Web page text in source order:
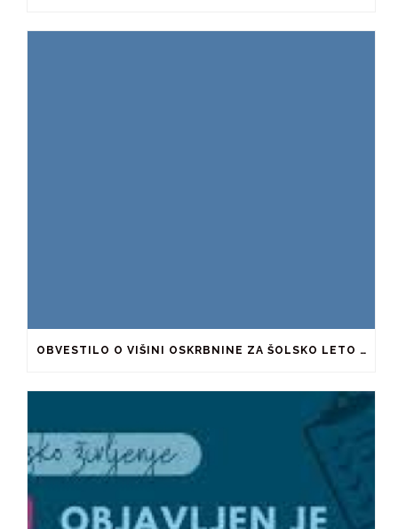
OBVESTILO O VIŠINI OSKRBNINE ZA ŠOLSKO LETO 2026/2027